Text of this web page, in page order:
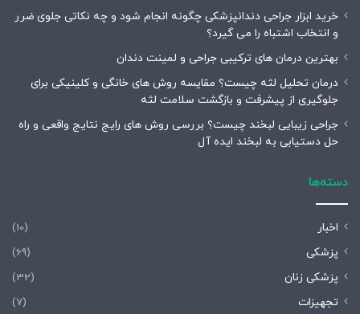
خرید ابزار جراحی دندانپزشکی چگونه انجام شود و چه نکاتی جلوی ضرر
و انتخاب اشتباه را می گیرد؟
بهترین درمان های ترکیبی جراحی و لمینت دندان
درمان تحلیل لثه چیست؟ مقایسه روش های خانگی و کلینیکی برای
جلوگیری از پیشرفت و بازگشت سلامت لثه
جراحی زیبایی لبخند چیست؟ بررسی روش های رایج نتایج واقعی و راه
حل دستیابی به لبخند ایده آل
دسته‌ها
اخبار
(10)
پزشکی
(69)
پزشکی زنان
(32)
تجهیزات
(7)